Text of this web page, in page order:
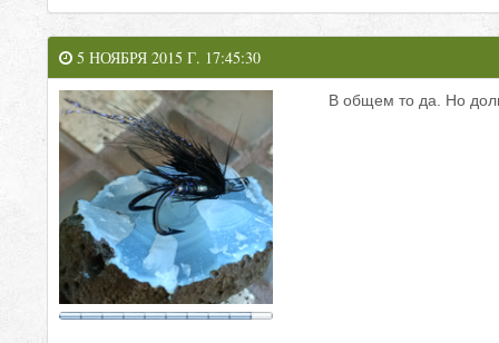
5 НОЯБРЯ 2015 Г. 17:45:30
В общем то да. Но